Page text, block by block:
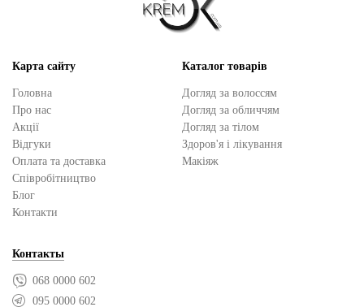
Карта сайту
Головна
Про нас
Акції
Відгуки
Оплата та доставка
Cпівробітництво
Блог
Контакти
Каталог товарів
Догляд за волоссям
Догляд за обличчям
Догляд за тілом
Здоров'я і лікування
Макіяж
Контакты
068 0000 602
095 0000 602